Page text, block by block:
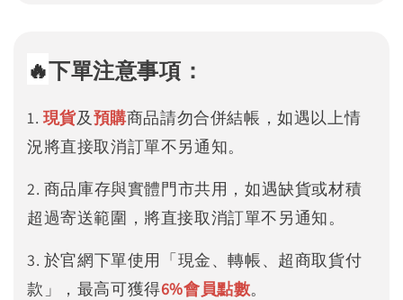
🔥下單注意事項：
1. 現貨及預購商品請勿合併結帳，如遇以上情
況將直接取消訂單不另通知。
2. 商品庫存與實體門市共用，如遇缺貨或材積
超過寄送範圍，將直接取消訂單不另通知。
3. 於官網下單使用「現金、轉帳、超商取貨付
款」，最高可獲得6%會員點數。